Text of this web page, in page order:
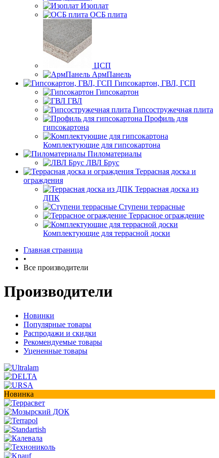
Изоплат
ОСБ плита
ЦСП
АрмПанель
Гипсокартон, ГВЛ, ГСП
Гипсокартон
ГВЛ
Гипсостружечная плита
Профиль для
гипсокартона
Комплектующие для гипсокартона
Пиломатериалы
ЛВЛ Брус
Террасная доска и
ограждения
Террасная доска из
ДПК
Ступени террасные
Террасное ограждение
Комплектующие для террасной доски
Главная страница
•
Все производители
Производители
Новинки
Популярные товары
Распродажи и скидки
Рекомендуемые товары
Уцененные товары
Новинка